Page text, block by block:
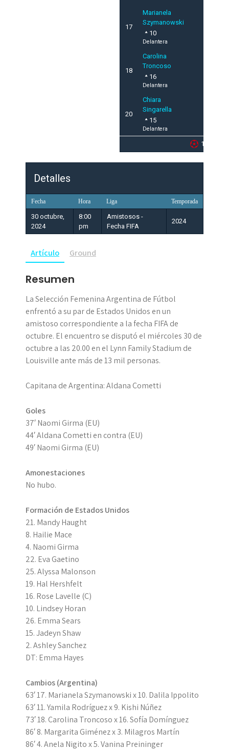
17
Marianela
Szymanowski
10
Delantera
18
Carolina
Troncoso
16
Delantera
20
Chiara
Singarella
15
Delantera
1
Detalles
Fecha Hora Liga Temporada
30 octubre,
2024
8:00
pm
Amistosos -
Fecha FIFA
2024
Artículo Ground
Resumen
La Selección Femenina Argentina de Fútbol
enfrentó a su par de Estados Unidos en un
amistoso correspondiente a la fecha FIFA de
octubre. El encuentro se disputó el miércoles 30 de
octubre a las 20.00 en el Lynn Family Stadium de
Louisville ante más de 13 mil personas.
Capitana de Argentina: Aldana Cometti
Goles
37′ Naomi Girma (EU)
44′ Aldana Cometti en contra (EU)
49′ Naomi Girma (EU)
Amonestaciones
No hubo.
Formación de Estados Unidos
21. Mandy Haught
8. Hailie Mace
4. Naomi Girma
22. Eva Gaetino
25. Alyssa Malonson
19. Hal Hershfelt
16. Rose Lavelle (C)
10. Lindsey Horan
26. Emma Sears
15. Jadeyn Shaw
2. Ashley Sanchez
DT: Emma Hayes
Cambios (Argentina)
63′ 17. Marianela Szymanowski x 10. Dalila Ippolito
63′ 11. Yamila Rodríguez x 9. Kishi Núñez
73′ 18. Carolina Troncoso x 16. Sofía Domínguez
86′ 8. Margarita Giménez x 3. Milagros Martín
86′ 4. Anela Nigito x 5. Vanina Preininger